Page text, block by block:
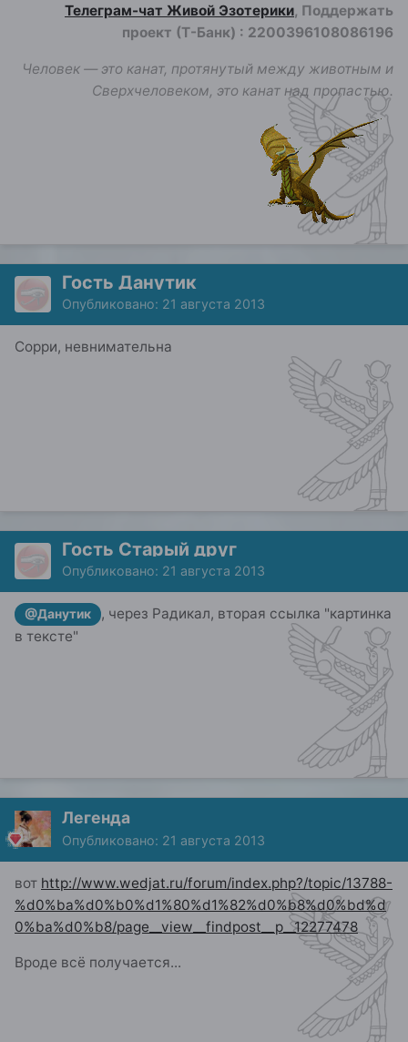
Телеграм-чат Живой Эзотерики, Поддержать
проект (Т-Банк) : 2200396108086196
Человек — это канат, протянутый между животным и
Сверхчеловеком, это канат над пропастью.
Гость Данутик
Опубликовано: 21 августа 2013
Сорри, невнимательна
Гость Старый друг
Опубликовано: 21 августа 2013
@Данутик
, через Радикал, вторая ссылка "картинка
в тексте"
Легенда
Опубликовано: 21 августа 2013
вот http://www.wedjat.ru/forum/index.php?/topic/13788-
%d0%ba%d0%b0%d1%80%d1%82%d0%b8%d0%bd%d
0%ba%d0%b8/page__view__findpost__p__12277478
Вроде всё получается...